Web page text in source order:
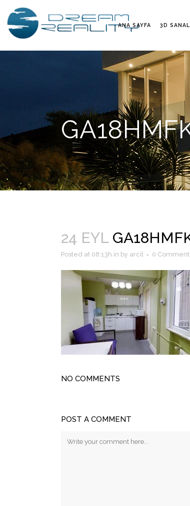
ANA SAYFA 3D
24 EYL
Posted at 08:13h in by arcil 0
NO COMMENTS
POST A COMMENT